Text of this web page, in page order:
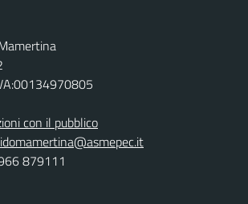
con il pubblico
879111